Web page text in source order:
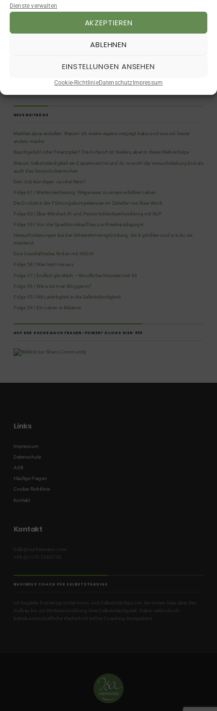
Dienste verwalten
AKZEPTIEREN
ABLEHNEN
EINSTELLUNGEN ANSEHEN
Cookie-RichtlinieDatenschutz Impressum
Frauen(4)
NEUE BEITRÄGE
Marktanalyse erstellen: Warum ich meine eigene vergeigt habe und was ich heute
anders mache
Bauchgefühl oder Finanzplan? Die Antwort ist: beides, aber in dieser Reihenfolge
Warum Selbstständigkeit ein Experiment ist und du sowohl die Versuchsleitung bist als
auch das Versuchskaninchen
Den Job kündigen Ja oder Nein?
Folge 61 | Werteorientierung: Wegweiser zu einem erfüllten Leben
Die Evolution der Führungskompetenzen im Zeitalter von New Work
Folge 60 | Über Mindset, KI und Persönlichkeitsentwicklung mit NLP
Folge 59 | Von der Speditionskauffrau zur Kreativpädagogin
Herausforderungen bei der Unternehmensgründung: die 8 größten und wie du sie
meisterst
Eine Geschäftsidee finden mit IKIGAI
Folge 58 | Man lernt nie aus
Folge 57 | Endlich glücklich – Beruflicher Neustart mit 39
Folge 56 | Wie wird man Blogger:in?
Folge 55 | Mit Leichtigkeit in die Selbstständigkeit
Folge 54 | Ein Leben in Balance
AUF DER SUCHE NACH FRAUEN-POWER? KLICKE HIER: ⬇️⬇️⬇️
Links
Impressum
Datenschutz
AGB
Häufige Fragen
Cookie-Richtlinie
Kontakt
Kontakt
hallo@isa-hiemann.com
+49 (0) 170 2360733
BUSINESS COACH FÜR SELBSTSTÄNDIGE
Ich begleite Existenzgründer:innen und Selbstständige von der ersten Idee über den
Aufbau bis zur Weiterentwicklung ihrer Selbstständigkeit. Dabei verbinde ich
betriebswirtschaftliche Klarheit mit echter Coaching-Kompetenz.